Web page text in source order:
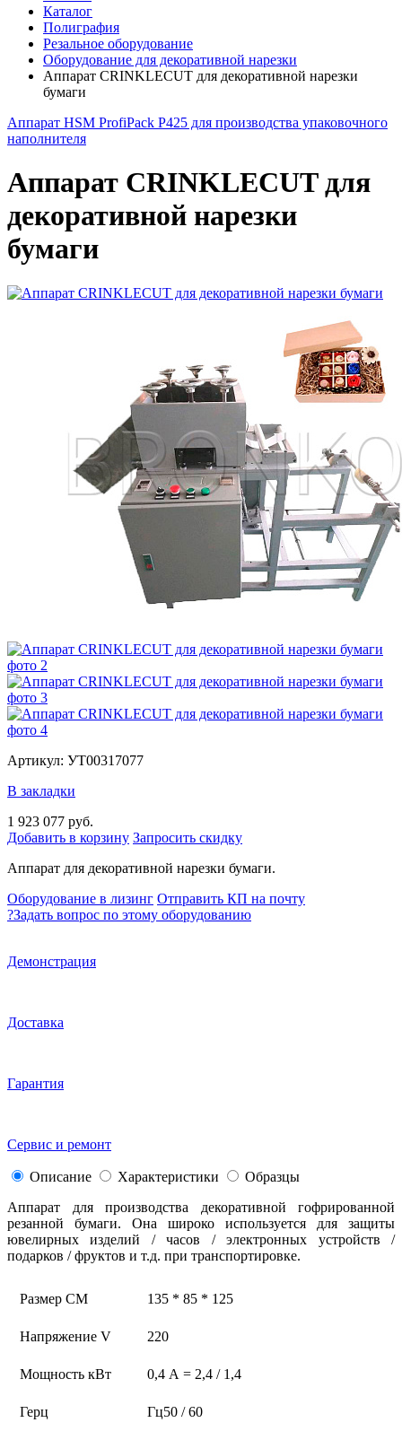
Каталог
Полиграфия
Резальное оборудование
Оборудование для декоративной нарезки
Аппарат CRINKLECUT для декоративной нарезки
бумаги
Аппарат HSM ProfiPack P425 для производства упаковочного
наполнителя
Аппарат CRINKLECUT для
декоративной нарезки
бумаги
Артикул: УТ00317077
В закладки
1 923 077 руб.
Добавить в корзину Запросить скидку
Аппарат для декоративной нарезки бумаги.
Оборудование в лизинг Отправить КП на почту
?Задать вопрос по этому оборудованию
Демонстрация
Доставка
Гарантия
Сервис и ремонт
Описание Характеристики
Образцы
Аппарат для производства декоративной гофрированной
резанной бумаги. Она широко используется для защиты
ювелирных изделий / часов / электронных устройств /
подарков / фруктов и т.д. при транспортировке.
Размер CM 135 * 85 * 125
Напряжение V 220
Мощность кВт 0,4 А = 2,4 / 1,4
Герц Гц50 / 60